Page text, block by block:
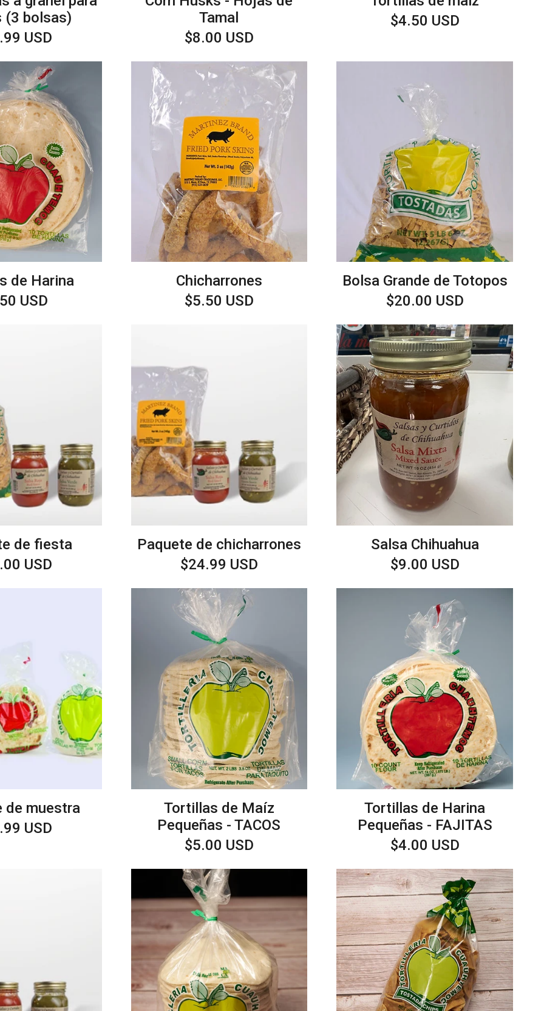
(3 bolsas)
USD
Tamal
Precio
$8.00 USD
Precio
$4.50 USD
de Harina
USD
Chicharrones
Precio
$5.50 USD
Bolsa Grande de Totopos
Precio
$20.00 USD
de fiesta
USD
Paquete de chicharrones
Precio
$24.99 USD
Salsa Chihuahua
Precio
$9.00 USD
de muestra
USD
Tortillas de Maíz
Pequeñas - TACOS
Precio
$5.00 USD
Tortillas de Harina
Pequeñas - FAJITAS
Precio
$4.00 USD